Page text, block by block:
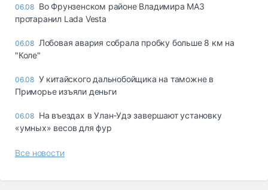
06.08 Во Фрунзенском районе Владимира МАЗ
протаранил Lada Vesta
06.08 Лобовая авария собрала пробку больше 8 км на
"Коле"
06.08 У китайского дальнобойщика на таможне в
Приморье изъяли деньги
06.08 Ha въeздax в Улaн-Удэ зaвepшaют ycтaнoвкy
«yмныx» вecoв для фyp
Все новости